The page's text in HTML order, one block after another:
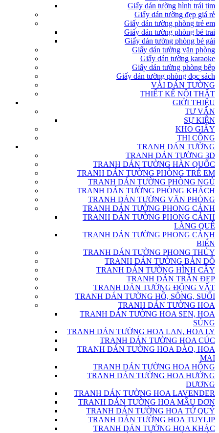
Giấy dán tường hình trái tim
Giấy dán tường đẹp giá rẻ
Giấy dán tường phòng trẻ em
Giấy dán tường phòng bé trai
Giấy dán tường phòng bé gái
Giấy dán tường văn phòng
Giấy dán tường karaoke
Giấy dán tường phòng bếp
Giấy dán tường phòng đọc sách
VẢI DÁN TƯỜNG
THIẾT KẾ NỘI THẤT
GIỚI THIỆU
TƯ VẤN
SỰ KIỆN
KHO GIẤY
THI CÔNG
TRANH DÁN TƯỜNG
TRANH DÁN TƯỜNG 3D
TRANH DÁN TƯỜNG HÀN QUỐC
TRANH DÁN TƯỜNG PHÒNG TRẺ EM
TRANH DÁN TƯỜNG PHÒNG NGỦ
TRANH DÁN TƯỜNG PHÒNG KHÁCH
TRANH DÁN TƯỜNG VĂN PHÒNG
TRANH DÁN TƯỜNG PHONG CẢNH
TRANH DÁN TƯỜNG PHONG CẢNH
LÀNG QUÊ
TRANH DÁN TƯỜNG PHONG CẢNH
BIỂN
TRANH DÁN TƯỜNG PHONG THỦY
TRANH DÁN TƯỜNG BẢN ĐỒ
TRANH DÁN TƯỜNG HÌNH CÂY
TRANH DÁN TRẦN ĐẸP
TRANH DÁN TƯỜNG ĐỘNG VẬT
TRANH DÁN TƯỜNG HỒ, SÔNG, SUỐI
TRANH DÁN TƯỜNG HOA
TRANH DÁN TƯỜNG HOA SEN, HOA
SÚNG
TRANH DÁN TƯỜNG HOA LAN, HOA LY
TRANH DÁN TƯỜNG HOA CÚC
TRANH DÁN TƯỜNG HOA ĐÀO, HOA
MAI
TRANH DÁN TƯỜNG HOA HỒNG
TRANH DÁN TƯỜNG HOA HƯỚNG
DƯƠNG
TRANH DÁN TƯỜNG HOA LAVENDER
TRANH DÁN TƯỜNG HOA MẪU ĐƠN
TRANH DÁN TƯỜNG HOA TỨ QUÝ
TRANH DÁN TƯỜNG HOA TUYLIP
TRANH DÁN TƯỜNG HOA KHÁC